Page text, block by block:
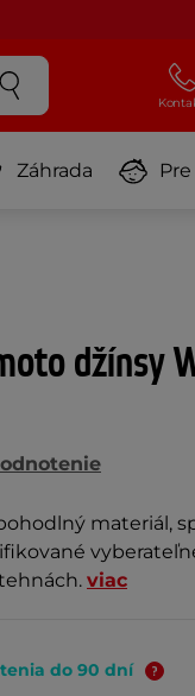
Záhrada
džínsy
materiál,
viac
do 90 dní